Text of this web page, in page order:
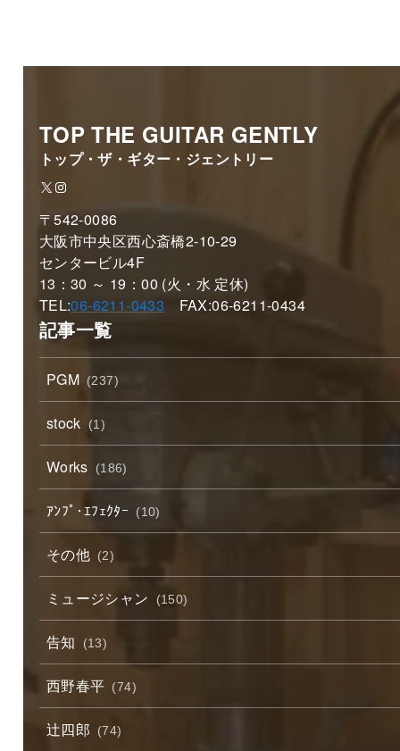
TOP THE GUITAR GENTLY
トップ・ザ・ギター・ジェントリー
X Instagram
〒542-0086
大阪市中央区西心斎橋2-10-29
センタービル4F
13：30 ～ 19：00 (火・水 定休)
TEL:06-6211-0433 FAX:06-6211-0434
記事一覧
PGM (237)
stock (1)
Works (186)
ｱﾝﾌﾟ･ｴﾌｪｸﾀｰ (10)
その他 (2)
ミュージシャン (150)
告知 (13)
西野春平 (74)
辻四郎 (74)